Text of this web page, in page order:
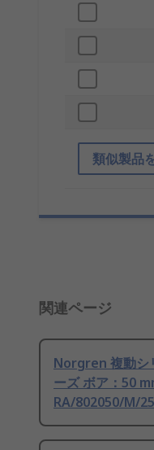
類似製品
関連ページ
Norgren 複動シ
ーズ ボア：50
RA/802050/M/